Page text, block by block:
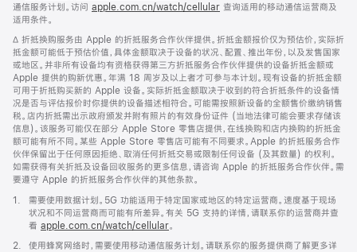
新
中
打
开)
通信服务计划。访问 apple.com.cn/watch/cellular 查询适用的移动通信运营商及
适用条件。
脚
注
∆ 折抵换购服务由 Apple 的折抵服务合作伙伴提供。折抵金额报价仅为预估价，实际折
抵金额可能低于预估价值，具体金额取决于设备的状况、配置、推出年份，以及发售国家
或地区。并非所有设备均有资格获得第三方折抵服务合作伙伴提供的设备折抵金额或
Apple 提供的购新优惠。年满 18 周岁及以上者才可参与本计划。现有设备的折抵金额
可用于折抵购买新的 Apple 设备。实际折抵金额取决于收到的符合折抵条件的设备情
况是否与评估报价时你提供的设备描述相符合。可能需按照新设备的全额售价缴纳销售
税。店内折抵需出示政府颁发并附有照片的有效身份证件 (当地法律可能会要求存储该
信息)。该服务可能仅在部分 Apple Store 零售店提供，在线换购和店内换购的折抵金
额可能有所不同。某些 Apple Store 零售店可能有不同要求。Apple 的折抵服务合作
伙伴保留出于任何原因拒绝、取消任何折抵交易或限制任何设备 (及其数量) 的权利。
如需获得有关折抵及设备回收服务的更多信息，请咨询 Apple 的折抵服务合作伙伴。需
要遵守 Apple 的折抵服务合作伙伴的其他条款。
脚
1.
需要使用数据计划。5G 功能适用于特定国家或地区的特定运营商。速度基于现场
状况和不同运营商而可能有所差异。有关 5G 支持的详情，请联系你的运营商并查
看 apple.com.cn/watch/cellular。
脚
2.
使用蜂窝网络时，需要使用移动通信服务计划。请联系你的服务提供商了解更多详